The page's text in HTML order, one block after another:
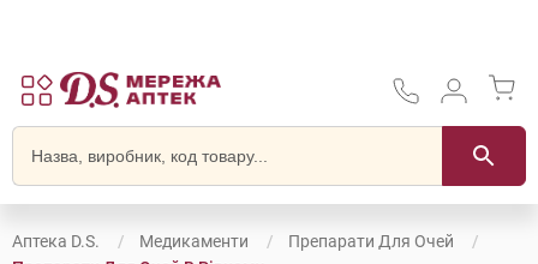
Аптека D.S. Медикаменти
Препарати Для Очей